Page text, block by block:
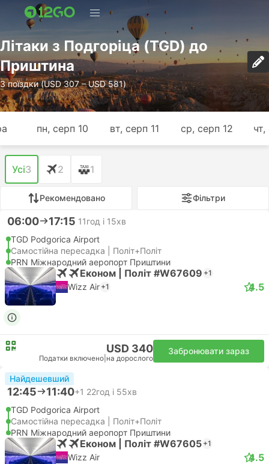
Лiтаки з Подгоріца (TGD) до
Приштина
3 поїздки (USD 307 – USD 581)
пн, серп 10 вт, серп 11 ср, серп 12
Усі3 2 1
Рекомендовано Фільтри
06:00 17:15 11год і 15хв
TGD Podgorica Airport
Самостійна пересадка | Політ+Політ
PRN Міжнародний аеропорт Приштини
Економ | Політ #W67609 +1
Wizz Air +1 4.5
USD 340
Податки включено на дорослого
Забронювати зараз
Найдешевший
12:45 11:40+1 22год і 55хв
TGD Podgorica Airport
Самостійна пересадка | Політ+Політ
PRN Міжнародний аеропорт Приштини
Економ | Політ #W67605 +1
Wizz Air 4.5